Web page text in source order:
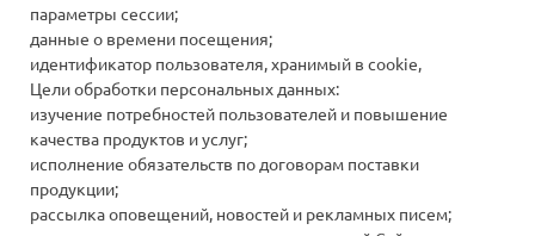
параметры сессии;
данные о времени посещения;
идентификатор пользователя, хранимый в cookie,
Цели обработки персональных данных:
изучение потребностей пользователей и повышение
качества продуктов и услуг;
исполнение обязательств по договорам поставки
продукции;
рассылка оповещений, новостей и рекламных писем;